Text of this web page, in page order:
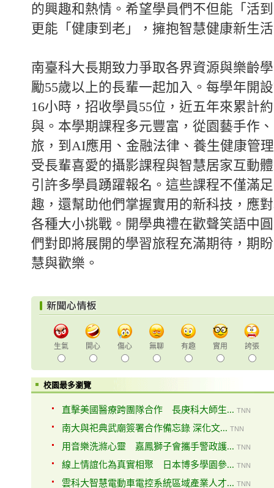
的興趣和熱情。希望學員們不但能「活
更能「健康到老」，擁抱智慧健康新生
南臺科大長期致力爭取各界資源與樂齡
勵55歲以上的長輩一起加入。每學年開
16小時，招收學員55位，近五年來累計
與。本學期課程多元豐富，從園藝手作
旅，到AI應用、金融法律、養生健康管
受長輩喜愛的攝影課程與智慧居家互動
引許多學員踴躍報名。這些課程不僅滿
趣，還幫助他們掌握實用的新科技，應
各種大小挑戰。開學典禮在歡聲笑語中
們對即將展開的學習旅程充滿期待，期
慧與歡樂。
生氣 開心 傷心 無聊 有趣 實用 誇張
校園最多瀏覽
直擊美國醫療跨團隊合作 長庚科大師生... TNN
南大與祀典武廟簽署合作備忘錄 深化文... TNN
用音樂洗滌心靈 嘉鳳獅子會攜手警政護... TNN
線上情誼化為真實相聚 日本博多學園參... TNN
雲科大智慧電動車電控系統區域產業人才... TNN